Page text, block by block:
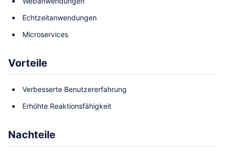
Echtzeitanwendungen
Microservices
Vorteile
Verbesserte Benutzererfahrung
Erhöhte Reaktionsfähigkeit
Nachteile